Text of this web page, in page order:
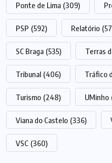
Ponte de Lima (309)
PSP (592) Relatório
SC Braga (535) Terras
Tribunal (406) Tráfico
Turismo (248) UMinho
Viana do Castelo (336)
VSC (360)